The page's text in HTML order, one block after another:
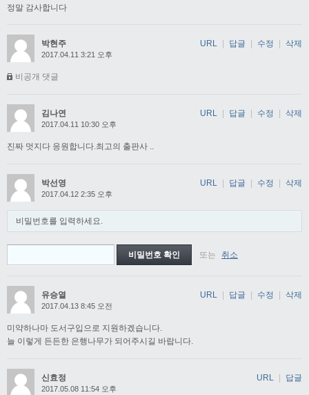
정말 감사합니다
박현주
2017.04.11 3:21 오후
비공개 댓글
URL 답글 수정 삭제
김나연
2017.04.11 10:30 오후
진짜 멋지다 응원합니다.최고의 출판사 ..
URL 답글 수정 삭제
박선영
2017.04.12 2:35 오후
비밀번호를 입력하세요.
또는 취소
URL 답글 수정 삭제
유승열
2017.04.13 8:45 오전
미약하나마 도서구입으로 지원하겠습니다.
늘 이렇게 든든한 은행나무가 되어주시길 바랍니다.
URL 답글 수정 삭제
신효정
2017.05.08 11:54 오후
URL 답글